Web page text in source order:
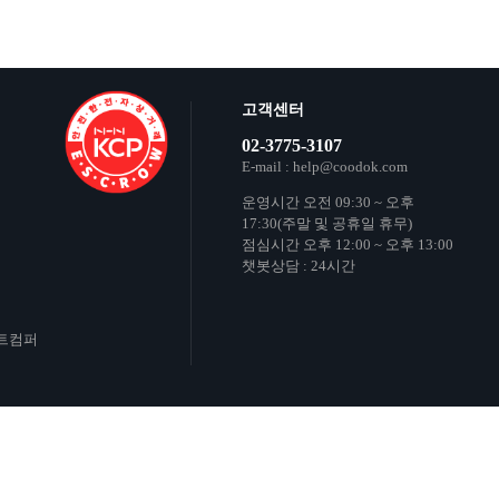
컴퍼
고객센터
02-3775-3107
E-mail : help@coodok.com
운영시간 오전 09:30 ~ 오후
17:30(주말 및 공휴일 휴무)
점심시간 오후 12:00 ~ 오후 13:00
챗봇상담 : 24시간